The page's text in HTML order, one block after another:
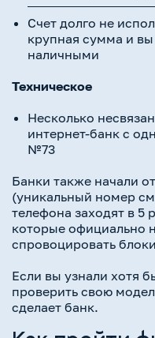
Счет долго не
крупная сумма и вы
наличными
Техническое
Несколько
интернет-банк с
№73
Банки также начали
(уникальный номер
телефона заходят в
которые официально
спровоцировать
Если вы узнали хотя
проверить свою
сделает банк.